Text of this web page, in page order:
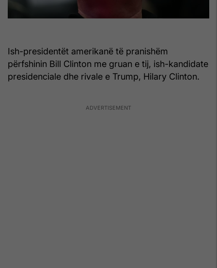
Ish-presidentët amerikanë të pranishëm
përfshinin Bill Clinton me gruan e tij, ish-kandidate
presidenciale dhe rivale e Trump, Hilary Clinton.